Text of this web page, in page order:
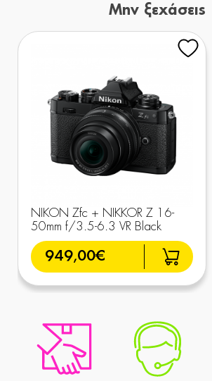
Μην ξεχάσεις
NIKON Zfc + NIKKOR Z 16-
50mm f/3.5-6.3 VR Black
949,00€